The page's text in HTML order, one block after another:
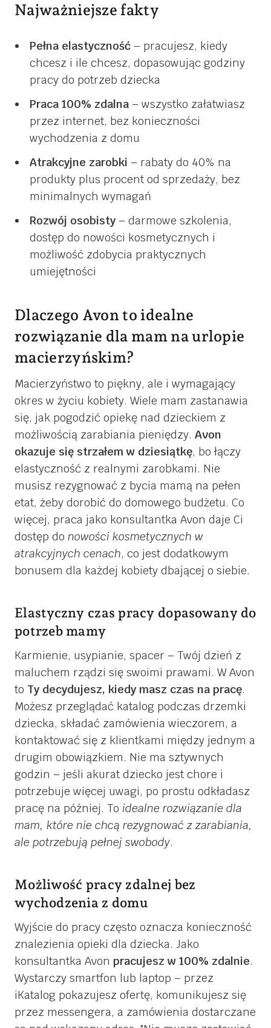
Najważniejsze fakty
Pełna elastyczność – pracujesz, kiedy
chcesz i ile chcesz, dopasowując godziny
pracy do potrzeb dziecka
Praca 100% zdalna – wszystko załatwiasz
przez internet, bez konieczności
wychodzenia z domu
Atrakcyjne zarobki – rabaty do 40% na
produkty plus procent od sprzedaży, bez
minimalnych wymagań
Rozwój osobisty – darmowe szkolenia,
dostęp do nowości kosmetycznych i
możliwość zdobycia praktycznych
umiejętności
Dlaczego Avon to idealne
rozwiązanie dla mam na urlopie
macierzyńskim?
Macierzyństwo to piękny, ale i wymagający
okres w życiu kobiety. Wiele mam zastanawia
się, jak pogodzić opiekę nad dzieckiem z
możliwością zarabiania pieniędzy. Avon
okazuje się strzałem w dziesiątkę, bo łączy
elastyczność z realnymi zarobkami. Nie
musisz rezygnować z bycia mamą na pełen
etat, żeby dorobić do domowego budżetu. Co
więcej, praca jako konsultantka Avon daje Ci
dostęp do nowości kosmetycznych w
atrakcyjnych cenach, co jest dodatkowym
bonusem dla każdej kobiety dbającej o siebie.
Elastyczny czas pracy dopasowany do
potrzeb mamy
Karmienie, usypianie, spacer – Twój dzień z
maluchem rządzi się swoimi prawami. W Avon
to Ty decydujesz, kiedy masz czas na pracę.
Możesz przeglądać katalog podczas drzemki
dziecka, składać zamówienia wieczorem, a
kontaktować się z klientkami między jednym a
drugim obowiązkiem. Nie ma sztywnych
godzin – jeśli akurat dziecko jest chore i
potrzebuje więcej uwagi, po prostu odkładasz
pracę na później. To idealne rozwiązanie dla
mam, które nie chcą rezygnować z zarabiania,
ale potrzebują pełnej swobody.
Możliwość pracy zdalnej bez
wychodzenia z domu
Wyjście do pracy często oznacza konieczność
znalezienia opieki dla dziecka. Jako
konsultantka Avon pracujesz w 100% zdalnie.
Wystarczy smartfon lub laptop – przez
iKatalog pokazujesz ofertę, komunikujesz się
przez messengera, a zamówienia dostarczane